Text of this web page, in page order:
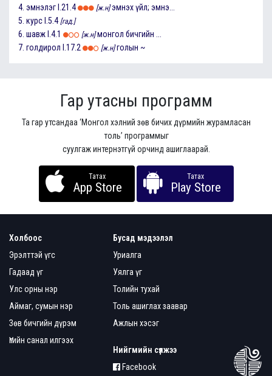
4. эмнэлэг I.21.4 [ж.н] эмнэх үйл; эмнэ...
5. курс I.5.4 [гад.]
6. шавж I.4.1 [ж.н] монгол бичгийн ...
7. голдирол I.17.2 [ж.н] голын ~
Гар утасны программ
Та гар утсандаа ‘Монгол хэлний зөв бичих дүрмийн журамласан
толь’ программыг
суулгаж интернэтгүй орчинд ашиглаарай.
Татах
App Store
Татах
Play Store
Холбоос
Эрэлттэй үгс
Гадаад үг
Улс орны нэр
Аймаг, сумын нэр
Зөв бичгийн дүрэм
Үгийн санал илгээх
Бусад мэдээлэл
Уриалга
Уялга үг
Толийн тухай
Толь ашиглах заавар
Ажлын хэсэг
Нийгмийн сүлжээ
Facebook